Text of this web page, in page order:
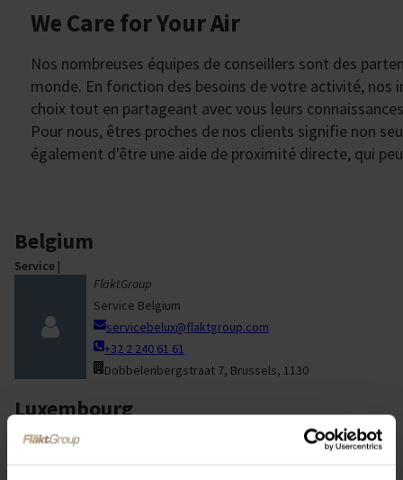
We Care for Your Air
Nos nombreuses équipes de conseillers sont des
monde. En fonction des besoins de votre activité, nos
choix tout en partageant avec vous leurs
Pour nous, êtres proches de nos clients signifie non
également d'être une aide de proximité directe, qui
Belgium
Service |
FläktGroup
Service Belgium
servicebelux@flaktgroup.com
+32 2 240 61 61
Dobbelenbergstraat 7, Brussels, 1130
Luxembourg
Service|